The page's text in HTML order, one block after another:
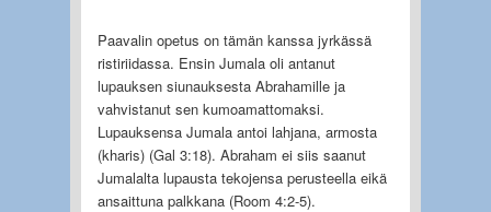
Paavalin opetus on tämän kanssa jyrkässä
ristiriidassa. Ensin Jumala oli antanut
lupauksen siunauksesta Abrahamille ja
vahvistanut sen kumoamattomaksi.
Lupauksensa Jumala antoi lahjana, armosta
(kharis) (Gal 3:18). Abraham ei siis saanut
Jumalalta lupausta tekojensa perusteella eikä
ansaittuna palkkana (Room 4:2-5).